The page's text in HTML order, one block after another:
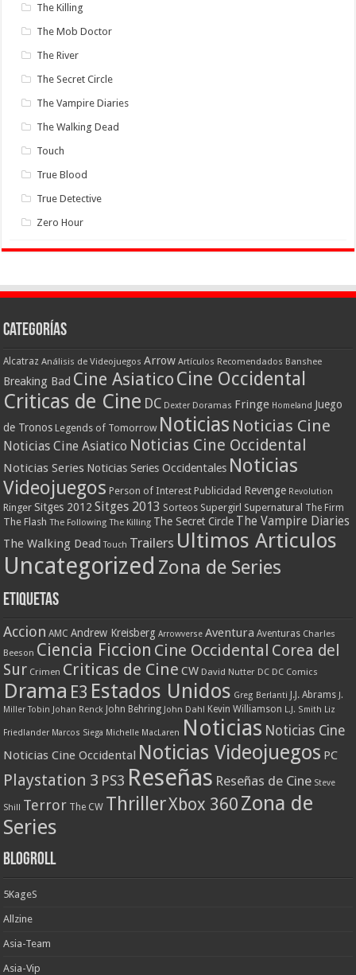
The Killing
The Mob Doctor
The River
The Secret Circle
The Vampire Diaries
The Walking Dead
Touch
True Blood
True Detective
Zero Hour
Categorías
Alcatraz Análisis de Videojuegos Arrow Artículos Recomendados Banshee
Breaking Bad Cine AsiaticoCine Occidental
Criticas de Cine DC Dexter Doramas Fringe Homeland Juego
de Tronos Legends of Tomorrow Noticias Noticias Cine
Noticias Cine Asiatico Noticias Cine Occidental
Noticias Series Noticias Series Occidentales Noticias
Videojuegos Person of Interest Publicidad Revenge Revolution
Ringer Sitges 2012 Sitges 2013 Sorteos Supergirl Supernatural The Firm
The Flash The Following The Killing The Secret Circle The Vampire Diaries
The Walking Dead Touch Trailers Ultimos Articulos
Uncategorized Zona de Series
Etiquetas
Accion AMC Andrew Kreisberg Arrowverse Aventura Aventuras Charles
Beeson Ciencia Ficcion Cine Occidental Corea del
Sur Crimen Criticas de Cine CW David Nutter DC DC Comics
Drama E3 Estados Unidos Greg Berlanti J.J. Abrams J.
Miller Tobin Johan Renck John Behring John Dahl Kevin Williamson L.J. Smith Liz
Friedlander Marcos Siega Michelle MacLaren Noticias Noticias Cine
Noticias Cine Occidental Noticias Videojuegos PC
Playstation 3 PS3 Reseñas Reseñas de Cine Steve
Shill Terror The CW ThrillerXbox 360 Zona de
Series
Blogroll
5KageS
Allzine
Asia-Team
Asia-Vip